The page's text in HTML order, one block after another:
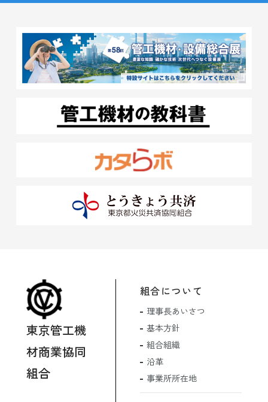
東京管工機
材商業協同
組合
組合について
理事長あいさつ
基本方針
組合組織
沿革
事業所所在地